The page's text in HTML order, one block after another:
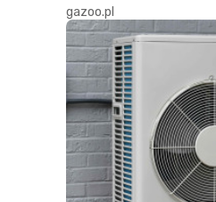
gazoo.pl